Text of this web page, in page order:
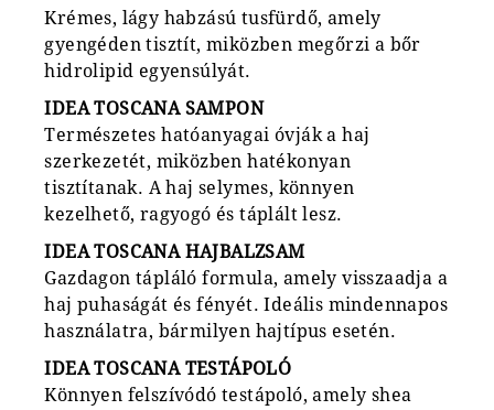
Krémes, lágy habzású tusfürdő, amely
gyengéden tisztít, miközben megőrzi a bőr
hidrolipid egyensúlyát.
IDEA TOSCANA SAMPON
Természetes hatóanyagai óvják a haj
szerkezetét, miközben hatékonyan
tisztítanak. A haj selymes, könnyen
kezelhető, ragyogó és táplált lesz.
IDEA TOSCANA HAJBALZSAM
Gazdagon tápláló formula, amely visszaadja a
haj puhaságát és fényét. Ideális mindennapos
használatra, bármilyen hajtípus esetén.
IDEA TOSCANA TESTÁPOLÓ
Könnyen felszívódó testápoló, amely shea